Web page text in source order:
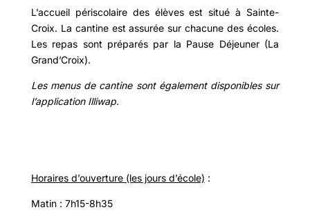
L’accueil périscolaire des élèves est situé à Sainte-
Croix. La cantine est assurée sur chacune des écoles.
Les repas sont préparés par la Pause Déjeuner (La
Grand’Croix).
Les menus de cantine sont également disponibles sur
l’application Illiwap.
Horaires d’ouverture (les jours d’école) :
Matin : 7h15-8h35